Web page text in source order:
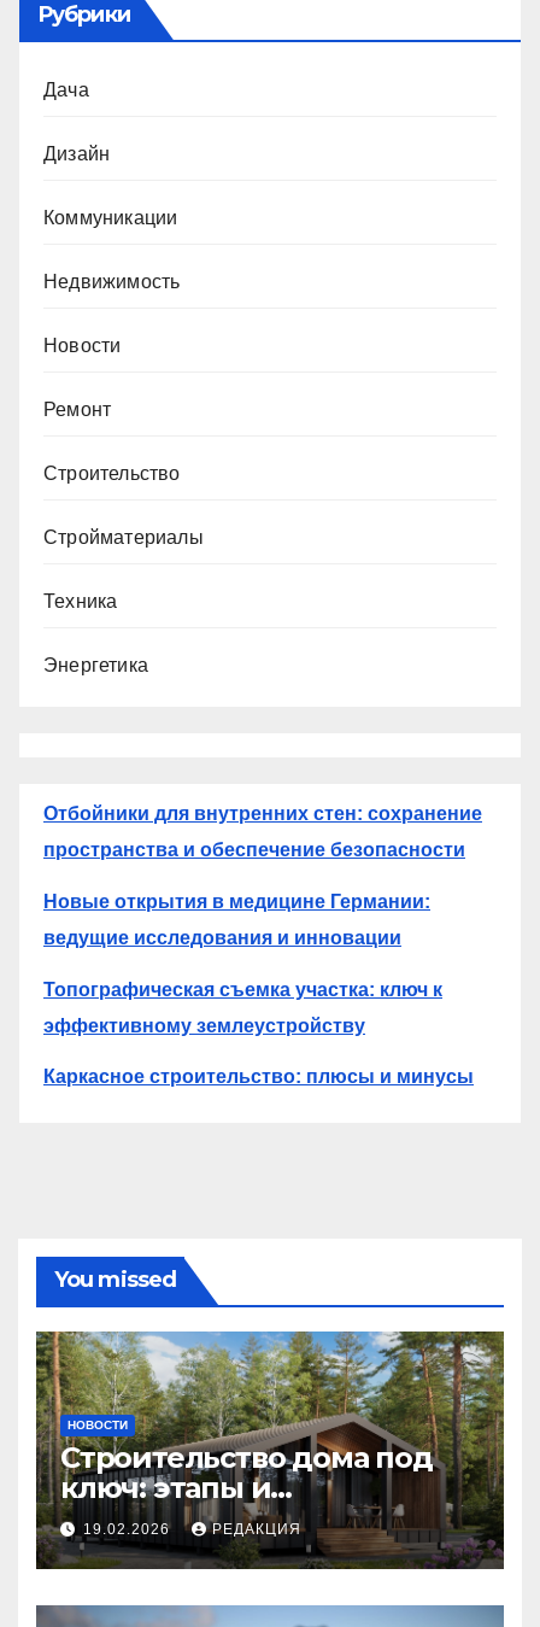
Рубрики
Дача
Дизайн
Коммуникации
Недвижимость
Новости
Ремонт
Строительство
Стройматериалы
Техника
Энергетика
Отбойники для внутренних стен: сохранение
пространства и обеспечение безопасности
Новые открытия в медицине Германии:
ведущие исследования и инновации
Топографическая съемка участка: ключ к
эффективному землеустройству
Каркасное строительство: плюсы и минусы
You missed
НОВОСТИ
Строительство дома под
ключ: этапы и
планирование бюджета
19.02.2026 РЕДАКЦИЯ